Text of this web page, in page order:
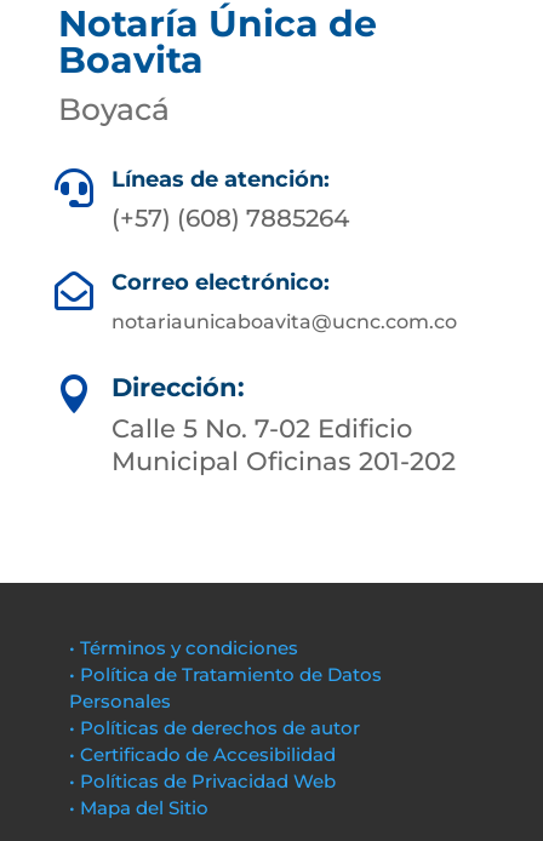
Notaría Única de
Boavita
Boyacá
 Líneas de atención:
(+57) (608) 7885264
 Correo electrónico:
notariaunicaboavita@ucnc.com.co

Dirección:
Calle 5 No. 7-02 Edificio
Municipal Oficinas 201-202
• Términos y condiciones
• Política de Tratamiento de Datos
Personales
• Políticas de derechos de autor
• Certificado de Accesibilidad
• Políticas de Privacidad Web
• Mapa del Sitio